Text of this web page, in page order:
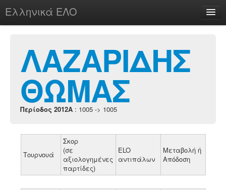
Ελληνικά ΕΛΟ
chesstu.be @ discord
Login
ΛΑΖΑΡΙΔΗΣ
ΘΩΜΑΣ
Περίοδος 2012A : 1005 -> 1005
Τουρνουά
Σκορ
(σε
αξιολογημένες
παρτίδες)
ELO
αντιπάλων
Μεταβολή ή
Απόδοση